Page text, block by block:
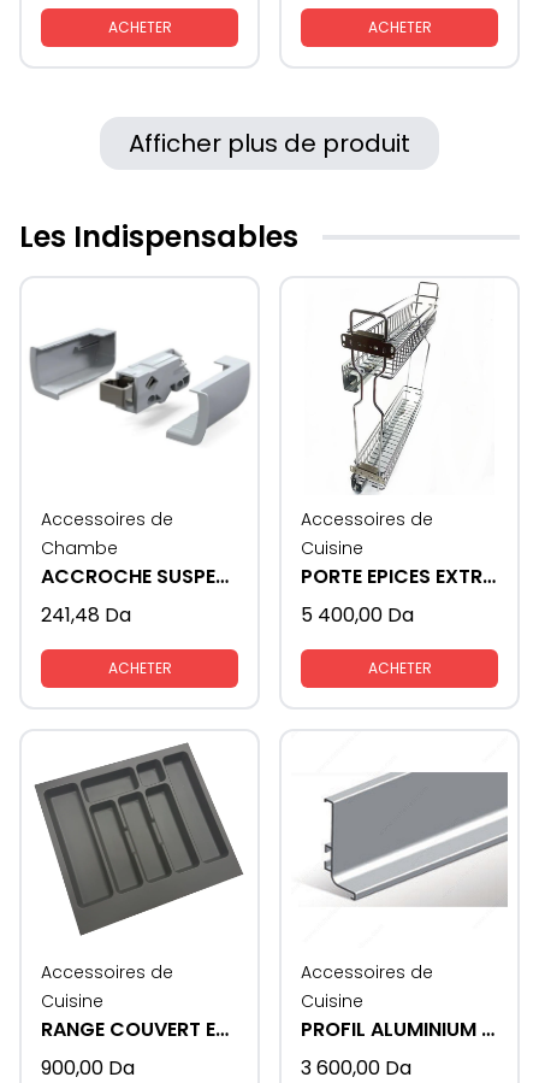
ACHETER ACHETER
Afficher plus de produit
Les Indispensables
Accessoires de
Chambe
ACCROCHE SUSPENSION ELEMENT MEUBLE
241,48 Da
ACHETER
Accessoires de
Cuisine
PORTE EPICES EXTRACTIBLE
5 400,00 Da
ACHETER
Accessoires de
Cuisine
RANGE COUVERT EN PLASTIQUE
900,00 Da
Accessoires de
Cuisine
PROFIL ALUMINIUM GOLA - U
3 600,00 Da